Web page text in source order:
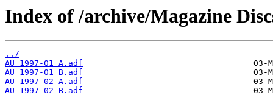
Index of /archive/Magazine
../
AU 1997-01 A.adf
AU 1997-01 B.adf
AU 1997-02 A.adf
AU 1997-02 B.adf